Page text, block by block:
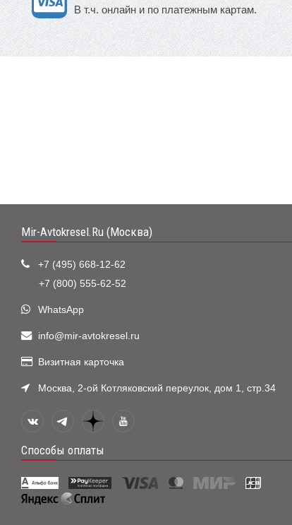
В т.ч. онлайн и по платежным картам.
Mir-Avtokresel.Ru (Москва)
+7 (495) 668-12-62
+7 (800) 555-62-52
WhatsApp
info@mir-avtokresel.ru
Визитная карточка
Москва, 2-ой Котляковский переулок, дом 1, стр.34
Способы оплаты